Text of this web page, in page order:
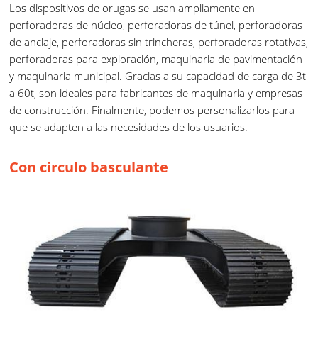
Los dispositivos de orugas se usan ampliamente en
perforadoras de núcleo, perforadoras de túnel, perforadoras
de anclaje, perforadoras sin trincheras, perforadoras rotativas,
perforadoras para exploración, maquinaria de pavimentación
y maquinaria municipal. Gracias a su capacidad de carga de 3t
a 60t, son ideales para fabricantes de maquinaria y empresas
de construcción. Finalmente, podemos personalizarlos para
que se adapten a las necesidades de los usuarios.
Con circulo basculante